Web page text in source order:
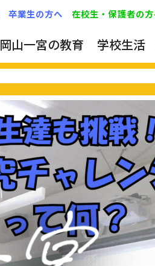
卒業生の方へ 在校生・保護者の
岡山一宮の教育 学校生活